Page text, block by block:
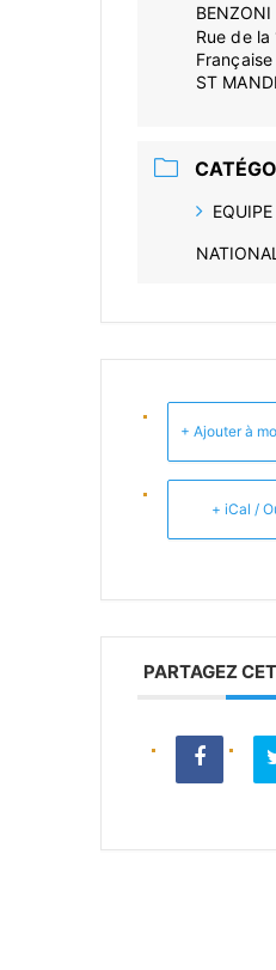
BENZONI
Rue de la
ST
+ Ajouter à
+ iCal /
PARTAGEZ